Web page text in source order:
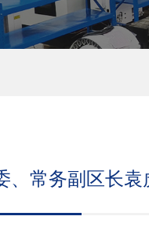
、常务副区长